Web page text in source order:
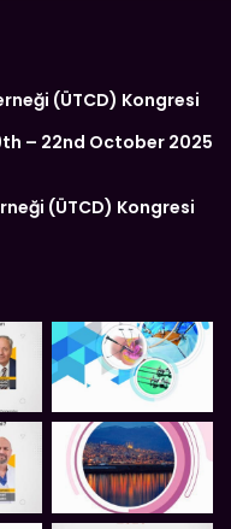
(ÜTCD) Kongresi
– 22nd October 2025
(ÜTCD) Kongresi